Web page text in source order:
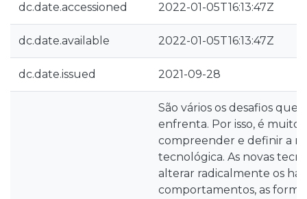
dc.date.accessioned 2022-01-05T16:13:47Z
dc.date.available 2022-01-05T16:13:47Z
dc.date.issued 2021-09-28
São vários os desafios
enfrenta. Por isso, é muito
compreender e definir a
tecnológica. As novas
alterar radicalmente os
comportamentos, as